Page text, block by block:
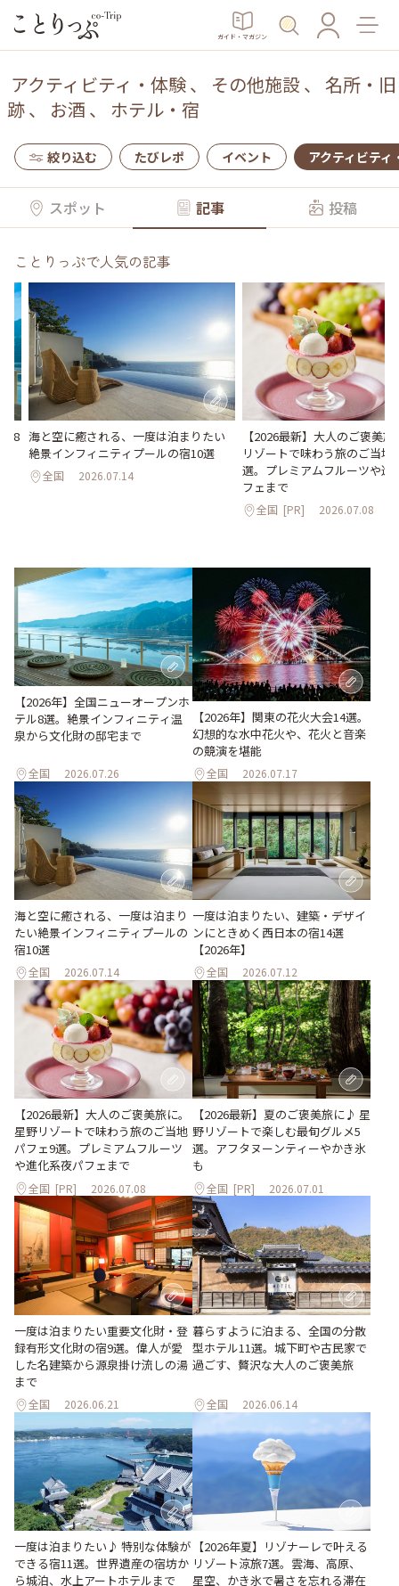
ガイド・マガジン
アクティビティ・体験、 その他施設、 名所・旧
跡、 お酒 、 ホテル・宿
絞り込む たびレポ イベント アクティビティ
スポット 記事 投稿
ことりっぷで人気の記事
8 海と空に癒される、一度は泊まりたい
絶景インフィニティプールの宿10選
全国 2026.07.14
【2026最新】大人のご褒美
リゾートで味わう旅のご当地
選。プレミアムフルーツや進
フェまで
全国 [PR] 2026.07.08
【2026年】全国ニューオープンホ
テル8選。絶景インフィニティ温
泉から文化財の邸宅まで
全国 2026.07.26
【2026年】関東の花火大会14選。
幻想的な水中花火や、花火と音楽
の競演を堪能
全国 2026.07.17
海と空に癒される、一度は泊まり
たい絶景インフィニティプールの
宿10選
全国 2026.07.14
一度は泊まりたい、建築・デザイ
ンにときめく西日本の宿14選
【2026年】
全国 2026.07.12
【2026最新】大人のご褒美旅に。
星野リゾートで味わう旅のご当地
パフェ9選。プレミアムフルーツ
や進化系夜パフェまで
全国 [PR] 2026.07.08
【2026最新】夏のご褒美旅に♪ 星
野リゾートで楽しむ最旬グルメ5
選。アフタヌーンティーやかき氷
も
全国 [PR] 2026.07.01
一度は泊まりたい重要文化財・登
録有形文化財の宿9選。偉人が愛
した名建築から源泉掛け流しの湯
まで
全国 2026.06.21
暮らすように泊まる、全国の分散
型ホテル11選。城下町や古民家で
過ごす、贅沢な大人のご褒美旅
全国 2026.06.14
一度は泊まりたい♪ 特別な体験が
できる宿11選。世界遺産の宿坊か
ら城泊、水上アートホテルまで
【2026年夏】リゾナーレで叶える
リゾート涼旅7選。雲海、高原、
星空、かき氷で暑さを忘れる滞在